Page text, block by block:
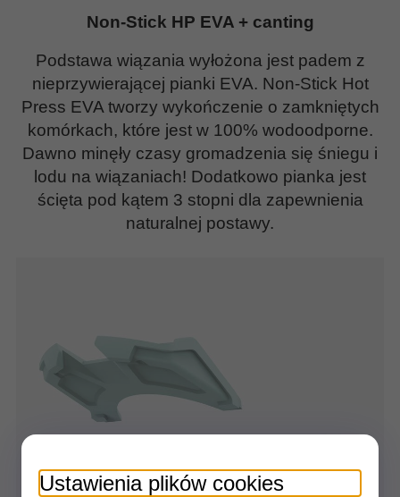
Non-Stick HP EVA + canting
Podstawa wiązania wyłożona jest padem z
nieprzywierającej pianki EVA. Non-Stick Hot
Press EVA tworzy wykończenie o zamkniętych
komórkach, które jest w 100% wodoodporne.
Dawno minęły czasy gromadzenia się śniegu i
lodu na wiązaniach! Dodatkowo pianka jest
ścięta pod kątem 3 stopni dla zapewnienia
naturalnej postawy.
Ustawienia plików cookies